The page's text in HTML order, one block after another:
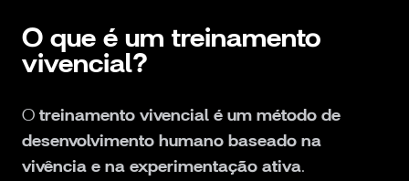
O que é um treinamento
vivencial?
O treinamento vivencial é um método de
desenvolvimento humano baseado na
vivência e na experimentação ativa.